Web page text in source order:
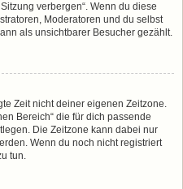
verbergen“. Wenn du diese
Moderatoren und du selbst
als unsichtbarer Besucher gezählt.
Zeit nicht deiner eigenen Zeitzone.
Bereich“ die für dich passende
Die Zeitzone kann dabei nur
Wenn du noch nicht registriert
tun.